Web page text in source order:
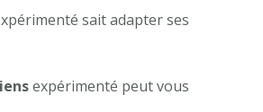
sait adapter ses
expérimenté peut vous